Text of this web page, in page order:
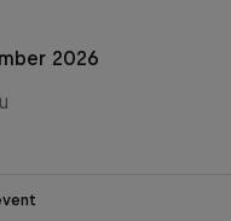
2026